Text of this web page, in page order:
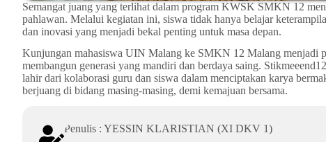
Semangat juang yang terlihat dalam program KWSK SMKN 12
pahlawan. Melalui kegiatan ini, siswa tidak hanya belajar
dan inovasi yang menjadi bekal penting untuk masa depan.
Kunjungan mahasiswa UIN Malang ke SMKN 12 Malang menjadi
membangun generasi yang mandiri dan berdaya saing.
lahir dari kolaborasi guru dan siswa dalam menciptakan karya
berjuang di bidang masing-masing, demi kemajuan bersama.
Penulis : YESSIN KLARISTIAN (XI DKV 1)